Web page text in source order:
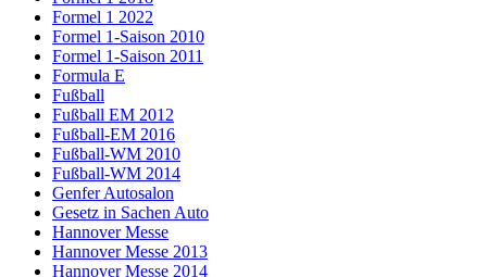
Formel 1 2022
Formel 1-Saison 2010
Formel 1-Saison 2011
Formula E
Fußball
Fußball EM 2012
Fußball-EM 2016
Fußball-WM 2010
Fußball-WM 2014
Genfer Autosalon
Gesetz in Sachen Auto
Hannover Messe
Hannover Messe 2013
Hannover Messe 2014